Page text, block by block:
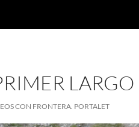
LARGO
CON FRONTERA. PORTALET